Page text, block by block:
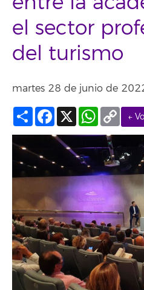
el sector
del turismo
martes 28 de junio de
←
Compartir
Facebook
X
Copy
Link